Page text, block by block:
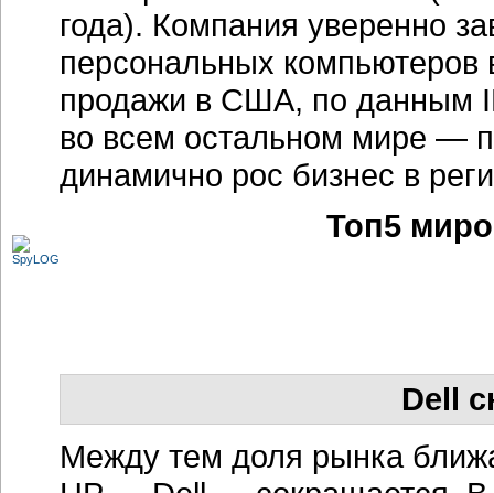
года). Компания уверенно
персональных
продажи в США, по данным
во всем остальном мире —
динамично рос бизнес в
Топ5
Dell
Между тем доля рынка